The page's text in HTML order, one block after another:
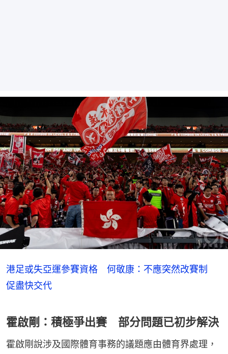
港足或失亞運參賽資格 何敬康：不應突然改賽制
促盡快交代
霍啟剛：積極爭出賽 部分問題已初步解決
霍啟剛說涉及國際體育事務的議題應由體育界處理，